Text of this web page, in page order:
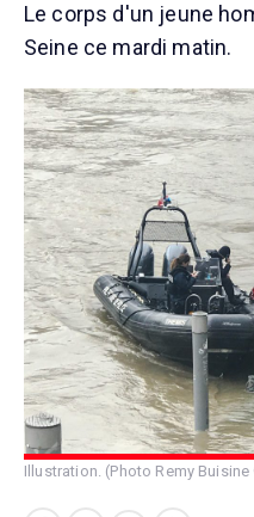
Le corps d'un jeune
Seine ce mardi matin.
Illustration. (Photo Remy